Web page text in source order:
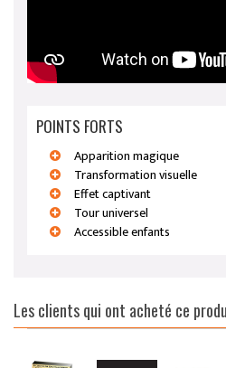
POINTS FORTS
Apparition magique
Transformation visuelle
Effet captivant
Tour universel
Accessible enfants
Les clients qui ont acheté ce